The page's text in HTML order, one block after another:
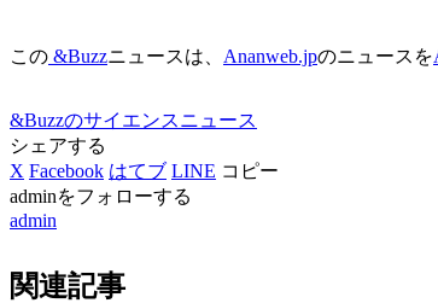
この &Buzzニュースは、 Ananweb.jpのニュースを
&Buzzのサイエンスニュース
シェアする
X Facebook はてブ LINE コピー
adminをフォローする
admin
関連記事